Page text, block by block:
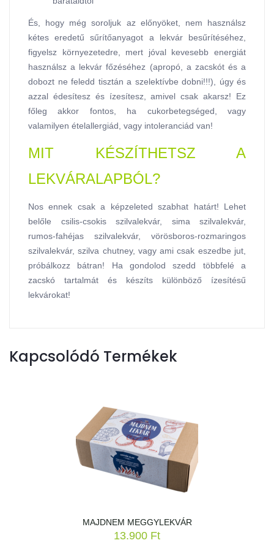
És, hogy még soroljuk az előnyöket, nem használsz
kétes eredetű sűrítőanyagot a lekvár besűrítéséhez,
figyelsz környezetedre, mert jóval kevesebb energiát
használsz a lekvár főzéséhez (apropó, a zacskót és a
dobozt ne feledd tisztán a szelektívbe dobni!!!), úgy és
azzal édesítesz és ízesítesz, amivel csak akarsz! Ez
főleg akkor fontos, ha cukorbetegséged, vagy
valamilyen ételallergiád, vagy intoleranciád van!
MIT KÉSZÍTHETSZ A
LEKVÁRALAPBÓL?
Nos ennek csak a képzeleted szabhat határt! Lehet
belőle csilis-csokis szilvalekvár, sima szilvalekvár,
rumos-fahéjas szilvalekvár, vörösboros-rozmaringos
szilvalekvár, szilva chutney, vagy ami csak eszedbe jut,
próbálkozz bátran! Ha gondolod szedd többfelé a
zacskó tartalmát és készíts különböző ízesítésű
lekvárokat!
Kapcsolódó Termékek
MAJDNEM MEGGYLEKVÁR
13.900 Ft